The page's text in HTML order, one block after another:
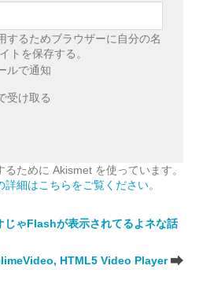
するためブラウザーに自分の名
トを保存する。
ルで通知
受け取る
ために Akismet を使っています。
詳細はこちらをご覧ください。
ゃFlashが表示されてるよネな話
HTML5 Video Player